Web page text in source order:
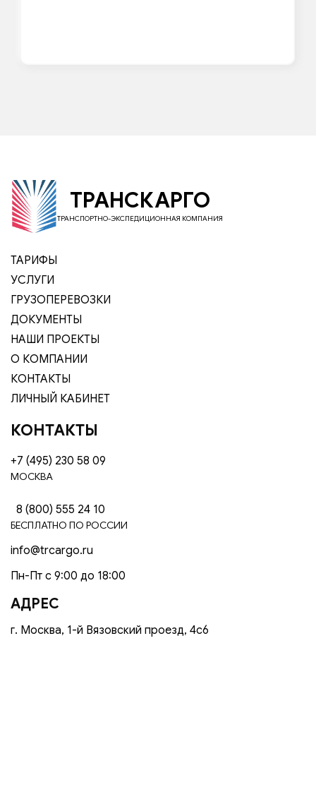
ТРАНСКАРГО
ТРАНСПОРТНО-ЭКСПЕДИЦИОННАЯ КОМПАНИЯ
ТАРИФЫ
УСЛУГИ
ГРУЗОПЕРЕВОЗКИ
ДОКУМЕНТЫ
НАШИ ПРОЕКТЫ
О КОМПАНИИ
КОНТАКТЫ
ЛИЧНЫЙ КАБИНЕТ
КОНТАКТЫ
+7 (495) 230 58 09
МОСКВА
8 (800) 555 24 10
БЕСПЛАТНО ПО РОССИИ
info@trcargo.ru
Пн-Пт с 9:00 до 18:00
АДРЕС
г. Москва, 1-й Вязовский проезд, 4с6